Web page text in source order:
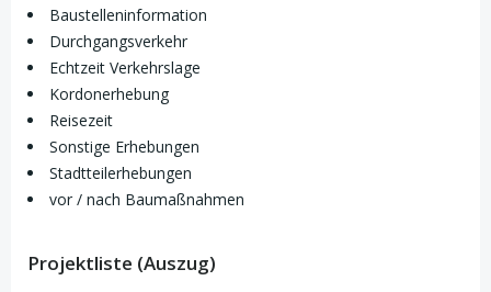
Baustelleninformation
Durchgangsverkehr
Echtzeit Verkehrslage
Kordonerhebung
Reisezeit
Sonstige Erhebungen
Stadtteilerhebungen
vor / nach Baumaßnahmen
Projektliste (Auszug)